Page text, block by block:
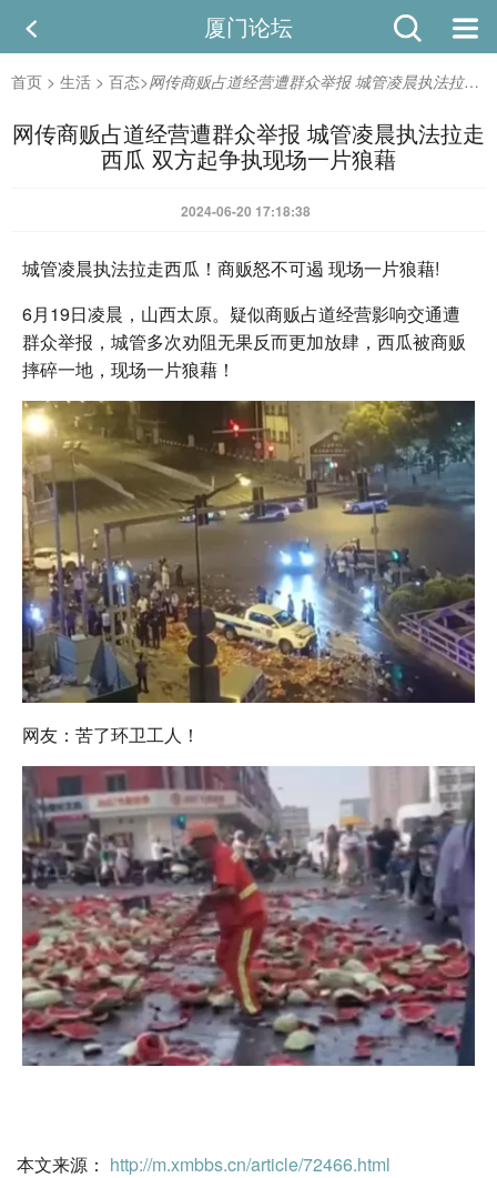
厦门论坛
首页 > 生活 > 百态>网传商贩占道经营遭群众举报 城管凌晨执法拉走西瓜 双方起争执现场一片狼藉
网传商贩占道经营遭群众举报 城管凌晨执法拉走
西瓜 双方起争执现场一片狼藉
2024-06-20 17:18:38
城管凌晨执法拉走西瓜！商贩怒不可遏 现场一片狼藉!
6月19日凌晨，山西太原。疑似商贩占道经营影响交通遭
群众举报，城管多次劝阻无果反而更加放肆，西瓜被商贩
摔碎一地，现场一片狼藉！
网友：苦了环卫工人！
本文来源： http://m.xmbbs.cn/article/72466.html